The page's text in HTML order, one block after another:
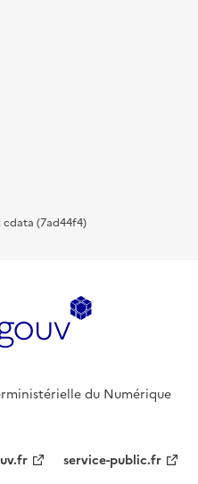
(7ad44f4)
du Numérique
service-public.fr